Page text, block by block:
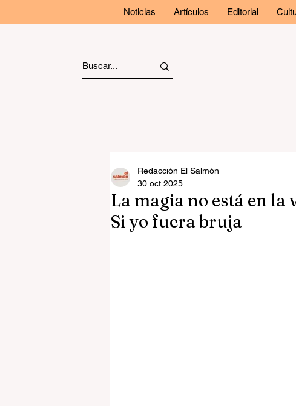
Noticias Artículos Editorial
La magia no está en
Si yo fuera bruja
Redacción El Salmón
30 oct 2025